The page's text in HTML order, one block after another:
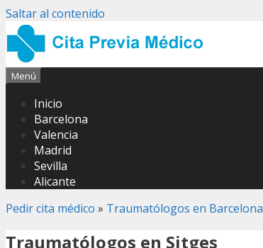
Saltar al contenido
Menú
Inicio
Barcelona
Valencia
Madrid
Sevilla
Alicante
Pedir cita médico » Traumatólogos en Barcelona
Traumatólogos en Sitges